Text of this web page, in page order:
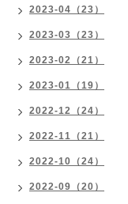
2023-04（23）
2023-03（23）
2023-02（21）
2023-01（19）
2022-12（24）
2022-11（21）
2022-10（24）
2022-09（20）